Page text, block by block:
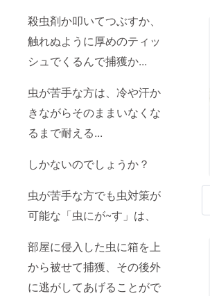
殺虫剤か叩いてつぶすか、
触れぬように厚めのティッ
シュでくるんで捕獲か...
虫が苦手な方は、冷や汗か
きながらそのままいなくな
るまで耐える...
しかないのでしょうか？
虫が苦手な方でも虫対策が
可能な「虫にが~す」は、
部屋に侵入した虫に箱を上
から被せて捕獲、その後外
に逃がしてあげることがで